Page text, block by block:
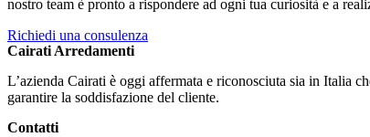
nostro team è pronto a rispondere ad ogni tua curiosità e a
Richiedi una consulenza
Cairati Arredamenti
L’azienda Cairati è oggi affermata e riconosciuta sia in Italia
garantire la soddisfazione del cliente.
Contatti